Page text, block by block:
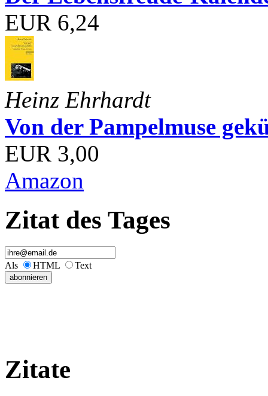
EUR 6,24
Heinz Ehrhardt
Von der Pampelmuse
EUR 3,00
Amazon
Zitat des Tages
Als HTML Text
Zitate